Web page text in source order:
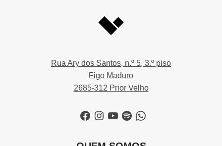
Rua Ary dos Santos, n.º 5, 3.º piso
Figo Maduro
2685-312 Prior Velho
Facebook
Instagram
YouTube
SpotifyWhatsApp